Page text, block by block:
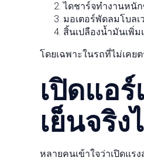
ไดชาร์จทำงานหนั
มอเตอร์พัดลมโบลเ
สิ้นเปลืองน้ำมันเพิ่
โดยเฉพาะในรถที่ไม่เคย
เปิดแอ
เย็นจริง
หลายคนเข้าใจว่าเปิดแร